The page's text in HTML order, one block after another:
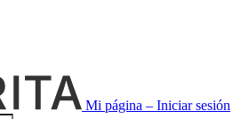
Mi página – Iniciar sesión